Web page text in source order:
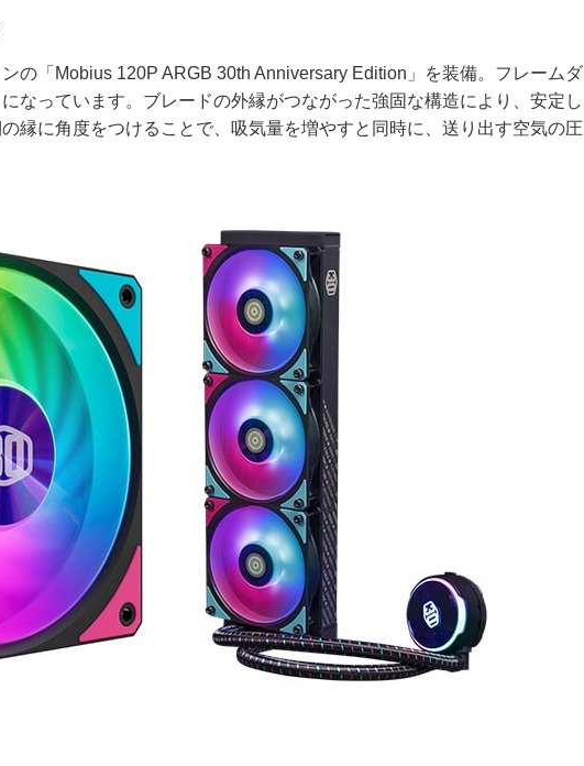
の「Mobius 120P ARGB 30th Anniversary Edition」を装備。フレームダ
なっています。ブレードの外縁がつながった強固な構造により、安定し
縁に角度をつけることで、吸気量を増やすと同時に、送り出す空気の圧